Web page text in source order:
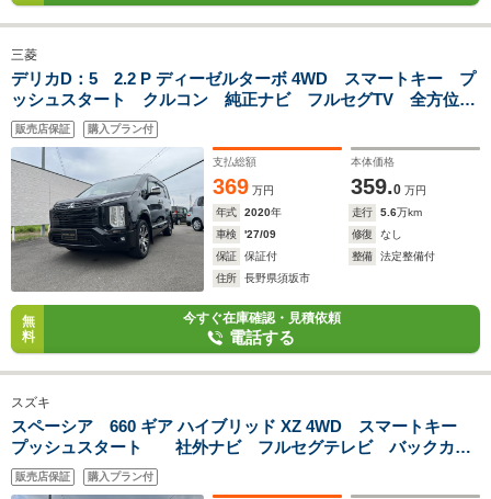
三菱
デリカD：5 2.2 P ディーゼルターボ 4WD スマートキー プ
ッシュスタート クルコン 純正ナビ フルセグTV 全方位カ
メラ Bluetooth対応 フリップダウンモニター 両側パワー
スライドドア パワーバックドア オートステップ ETC ドラ
レコ 冬タイヤ付
販売店保証 購入プラン付
支払総額
369 万円
本体価格
359.0 万円
年式
2020年 走行 5.6万km
車検
'27/09 修復
なし
保証
保証付 整備
法定整備付
住所
長野県須坂市
無
料
今すぐ在庫確認・見積依頼
電話する
スズキ
スペーシア 660 ギア ハイブリッド XZ 4WD スマートキー
プッシュスタート 社外ナビ フルセグテレビ バックカメ
ラ Bluetoothオーディオ 両側パワースライドドア 前席シ
ートヒーター ETC スタッドレスタイヤ付
販売店保証 購入プラン付